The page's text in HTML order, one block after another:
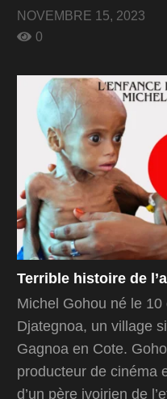
NOVEMBRE 15, 2023
0
Terrible histoire de
Michel Gohou né le
Djategnoa, un village
Gagnoa en Cote.
producteur de cinéma
d’un père ivoirien de